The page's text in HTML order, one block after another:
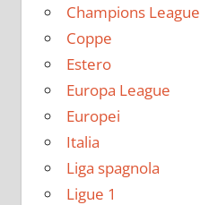
Champions League
Coppe
Estero
Europa League
Europei
Italia
Liga spagnola
Ligue 1